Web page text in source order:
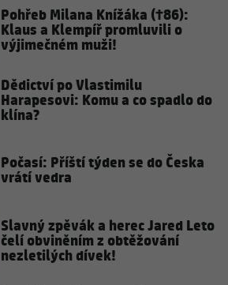
Pohřeb Milana Knížáka (†86):
Klaus a Klempíř promluvili o
výjimečném muži!
Dědictví po Vlastimilu
Harapesovi: Komu a co spadlo do
klína?
Počasí: Příští týden se do Česka
vrátí vedra
Slavný zpěvák a herec Jared Leto
čelí obviněním z obtěžování
nezletilých dívek!